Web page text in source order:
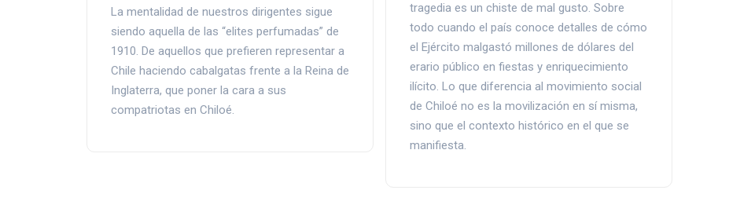
La mentalidad de nuestros dirigentes sigue
siendo aquella de las “elites perfumadas” de
1910. De aquellos que prefieren representar a
Chile haciendo cabalgatas frente a la Reina de
Inglaterra, que poner la cara a sus
compatriotas en Chiloé.
tragedia es un chiste de mal gusto. Sobre
todo cuando el país conoce detalles de cómo
el Ejército malgastó millones de dólares del
erario público en fiestas y enriquecimiento
ilícito. Lo que diferencia al movimiento social
de Chiloé no es la movilización en sí misma,
sino que el contexto histórico en el que se
manifiesta.